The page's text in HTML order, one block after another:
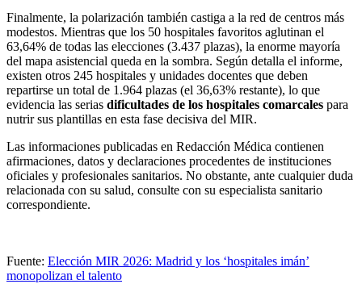
Finalmente, la polarización también castiga a la red de centros más
modestos. Mientras que los 50 hospitales favoritos aglutinan el
63,64% de todas las elecciones (3.437 plazas), la enorme mayoría
del mapa asistencial queda en la sombra. Según detalla el informe,
existen otros 245 hospitales y unidades docentes que deben
repartirse un total de 1.964 plazas (el 36,63% restante), lo que
evidencia las serias dificultades de los hospitales comarcales para
nutrir sus plantillas en esta fase decisiva del MIR.
Las informaciones publicadas en Redacción Médica contienen
afirmaciones, datos y declaraciones procedentes de instituciones
oficiales y profesionales sanitarios. No obstante, ante cualquier duda
relacionada con su salud, consulte con su especialista sanitario
correspondiente.
Fuente: Elección MIR 2026: Madrid y los ‘hospitales imán’
monopolizan el talento